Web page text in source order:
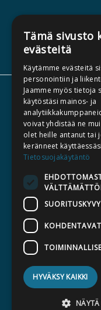
Tämä sivusto
evästeitä
Käytämme evästeitä
personointiin ja
Jaamme myös tietoja
käytöstäsi mainos- ja
voivat yhdistää ne
olet heille antanut tai
keränneet
Tietosuojakäytäntö
KOHDENTAVAT
HYVÄKSY KAIKKI